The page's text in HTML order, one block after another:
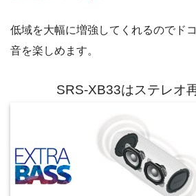
低域を大幅に増強してくれるのでド
音を楽しめます。
SRS-XB33はステレオ